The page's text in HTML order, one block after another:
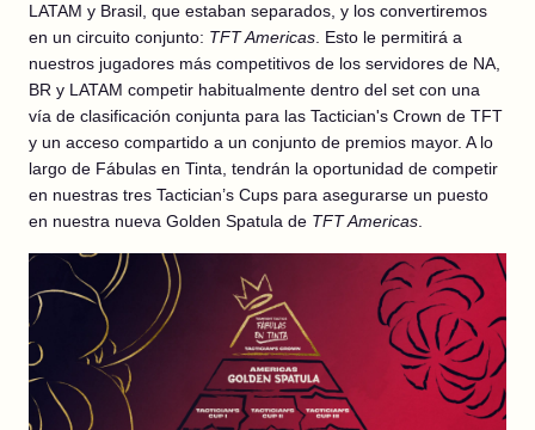
LATAM y Brasil, que estaban separados, y los convertiremos
en un circuito conjunto: TFT Americas . Esto le permitirá a
nuestros jugadores más competitivos de los servidores de NA,
BR y LATAM competir habitualmente dentro del set con una
vía de clasificación conjunta para las Tactician's Crown de TFT
y un acceso compartido a un conjunto de premios mayor. A lo
largo de Fábulas en Tinta, tendrán la oportunidad de competir
en nuestras tres Tactician’s Cups para asegurarse un puesto
en nuestra nueva Golden Spatula de TFT Americas